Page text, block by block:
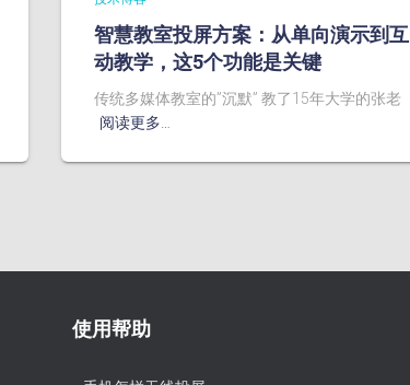
智慧教室投屏方案：从单向演示到互
动教学，这5个功能是关键
传统多媒体教室的”沉默” 教了15年大学的张老
阅读更多…
使用帮助